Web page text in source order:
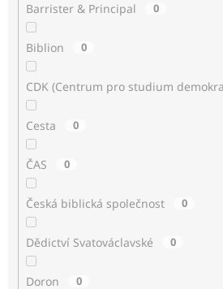
Barrister & Principal 0
Biblion 0
CDK (Centrum pro studium
Cesta 0
ČAS 0
Česká biblická společnost 0
Dědictví Svatováclavské 0
Doron 0